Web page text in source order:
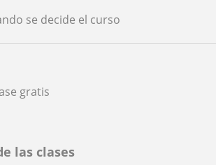
gratis
las clases
se decide el curso